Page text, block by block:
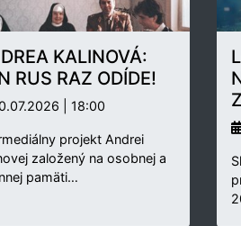
KALINOVÁ:
RUS RAZ ODÍDE!
| 18:00
projekt Andrei
založený na osobnej a
pamäti…